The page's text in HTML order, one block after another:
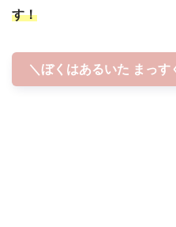
す！
＼ぼくはあるいた まっす